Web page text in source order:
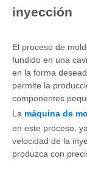
inyección
El proceso de
fundido en una
en la forma
permite la
componentes
La máquina de
en este proceso,
velocidad de la
produzca con